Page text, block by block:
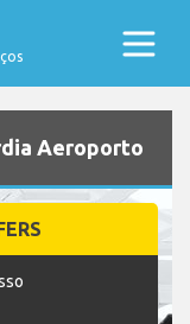
Aeroporto